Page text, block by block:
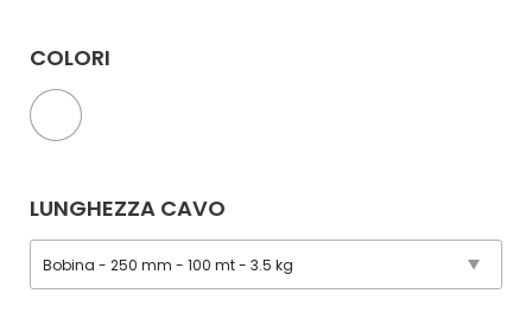
COLORI
LUNGHEZZA CAVO